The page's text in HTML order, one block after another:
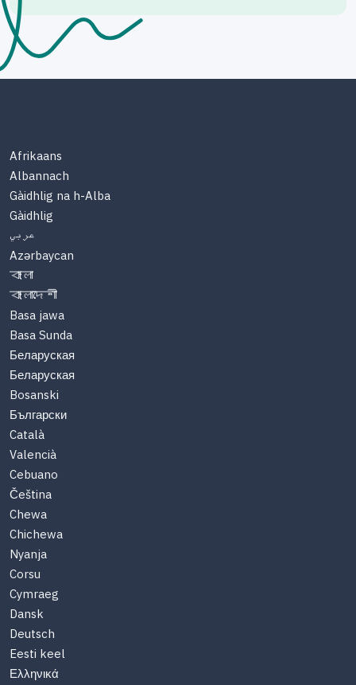
Afrikaans
Albannach
Gàidhlig na h-Alba
Gàidhlig
عربي
Azərbaycan
বাংলা
বাংলাদেশী
Basa jawa
Basa Sunda
Беларуская
Беларуская
Bosanski
Български
Català
Valencià
Cebuano
Čeština
Chewa
Chichewa
Nyanja
Corsu
Cymraeg
Dansk
Deutsch
Eesti keel
Ελληνικά